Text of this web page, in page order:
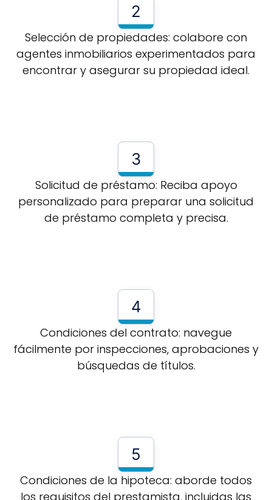
2
Selección de propiedades: colabore con
agentes inmobiliarios experimentados para
encontrar y asegurar su propiedad ideal.
3
Solicitud de préstamo: Reciba apoyo
personalizado para preparar una solicitud
de préstamo completa y precisa.
4
Condiciones del contrato: navegue
fácilmente por inspecciones, aprobaciones y
búsquedas de títulos.
5
Condiciones de la hipoteca: aborde todos
los requisitos del prestamista, incluidas las